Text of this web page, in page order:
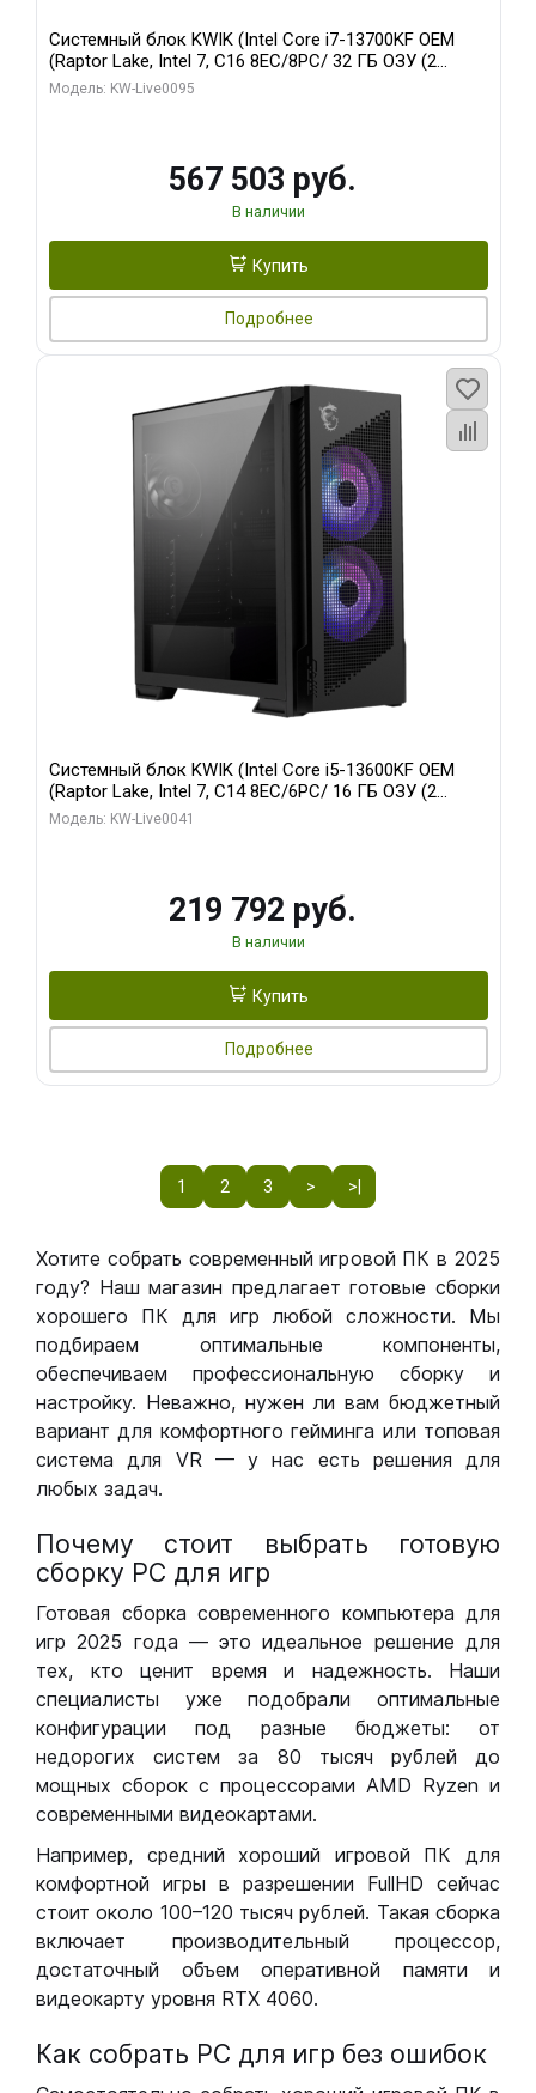
Системный блок KWIK (Intel Core i7-13700KF OEM
(Raptor Lake, Intel 7, C16 8EC/8PC/ 32 ГБ ОЗУ (2
модуля)/ Afox RTX4090 24GB GDDR6X 384-Bit 3xDP
Модель: KW-Live0095
567 503 руб.
В наличии
Купить
Подробнее
Системный блок KWIK (Intel Core i5-13600KF OEM
(Raptor Lake, Intel 7, C14 8EC/6PC/ 16 ГБ ОЗУ (2
модуля)/ Palit RTX5080 GAMINGPRO OC 16GB GDDR7
Модель: KW-Live0041
219 792 руб.
В наличии
Купить
Подробнее
1 2 3 > >|
Хотите собрать современный игровой ПК в 2025
году? Наш магазин предлагает готовые сборки
хорошего ПК для игр любой сложности. Мы
подбираем оптимальные компоненты,
обеспечиваем профессиональную сборку и
настройку. Неважно, нужен ли вам бюджетный
вариант для комфортного гейминга или топовая
система для VR — у нас есть решения для
любых задач.
Почему стоит выбрать готовую
сборку РС для игр
Готовая сборка современного компьютера для
игр 2025 года — это идеальное решение для
тех, кто ценит время и надежность. Наши
специалисты уже подобрали оптимальные
конфигурации под разные бюджеты: от
недорогих систем за 80 тысяч рублей до
мощных сборок с процессорами AMD Ryzen и
современными видеокартами.
Например, средний хороший игровой ПК для
комфортной игры в разрешении FullHD сейчас
стоит около 100–120 тысяч рублей. Такая сборка
включает производительный процессор,
достаточный объем оперативной памяти и
видеокарту уровня RTX 4060.
Как собрать РС для игр без ошибок